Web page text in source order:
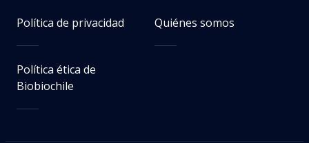
Política de privacidad Quiénes somos
Política ética de
Biobiochile